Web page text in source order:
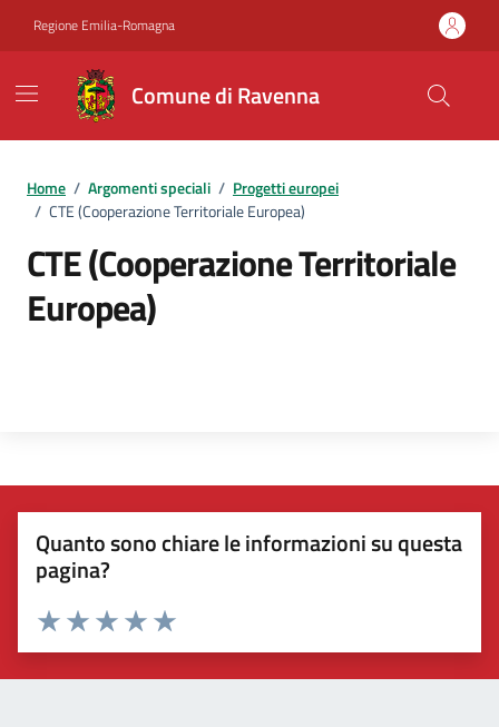
Regione Emilia-Romagna
Comune di Ravenna
Home / Argomenti speciali / Progetti europei
/ CTE (Cooperazione Territoriale Europea)
CTE (Cooperazione Territoriale
Europea)
Quanto sono chiare le informazioni su questa
pagina?
Valuta 5 stelle su 5
Valuta 4 stelle su 5
Valuta 3 stelle su 5
Valuta 2 stelle su 5
Valuta 1 stelle su 5